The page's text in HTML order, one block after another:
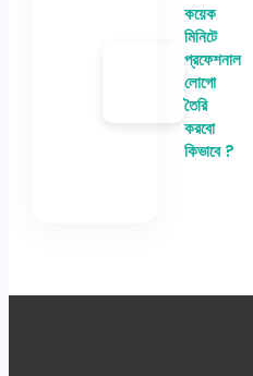
কয়েক
মিনিটে
প্রফেশনাল
লোগো
তৈরি
করবো
কিভাবে ?